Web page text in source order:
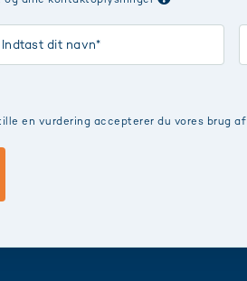
en vurdering accepterer du vores brug af